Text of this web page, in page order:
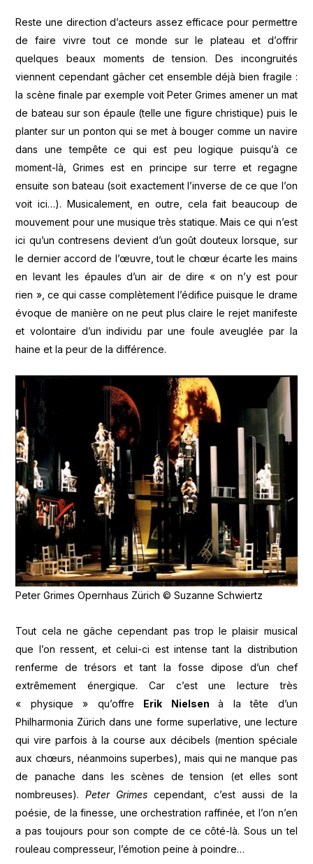
Reste une direction d’acteurs assez efficace pour permettre
de faire vivre tout ce monde sur le plateau et d’offrir
quelques beaux moments de tension. Des incongruités
viennent cependant gâcher cet ensemble déjà bien fragile :
la scène finale par exemple voit Peter Grimes amener un mat
de bateau sur son épaule (telle une figure christique) puis le
planter sur un ponton qui se met à bouger comme un navire
dans une tempête ce qui est peu logique puisqu’à ce
moment-là, Grimes est en principe sur terre et regagne
ensuite son bateau (soit exactement l’inverse de ce que l’on
voit ici…). Musicalement, en outre, cela fait beaucoup de
mouvement pour une musique très statique. Mais ce qui n’est
ici qu’un contresens devient d’un goût douteux lorsque, sur
le dernier accord de l’œuvre, tout le chœur écarte les mains
en levant les épaules d’un air de dire « on n’y est pour
rien », ce qui casse complètement l’édifice puisque le drame
évoque de manière on ne peut plus claire le rejet manifeste
et volontaire d’un individu par une foule aveuglée par la
haine et la peur de la différence.
Peter Grimes Opernhaus Zürich © Suzanne Schwiertz
Tout cela ne gâche cependant pas trop le plaisir musical
que l’on ressent, et celui-ci est intense tant la distribution
renferme de trésors et tant la fosse dipose d’un chef
extrêmement énergique. Car c’est une lecture très
« physique » qu’offre Erik Nielsenà la tête d’un
Philharmonia Zürich dans une forme superlative, une lecture
qui vire parfois à la course aux décibels (mention spéciale
aux chœurs, néanmoins superbes), mais qui ne manque pas
de panache dans les scènes de tension (et elles sont
nombreuses).Peter Grimes cependant, c’est aussi de la
poésie, de la finesse, une orchestration raffinée, et l’on n’en
a pas toujours pour son compte de ce côté-là. Sous un tel
rouleau compresseur, l’émotion peine à poindre…